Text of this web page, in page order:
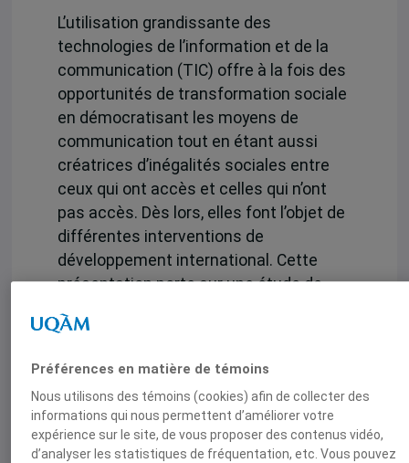
L’utilisation grandissante des
technologies de l’information et de la
communication (TIC) offre à la fois des
opportunités de transformation sociale
en démocratisant les moyens de
communication tout en étant aussi
créatrices d’inégalités sociales entre
ceux qui ont accès et celles qui n’ont
pas accès. Dès lors, elles font l’objet de
différentes interventions de
développement international. Cette
présentation porte sur une étude de
coopération internationale au
enseignantes du primaire à
l’enseignement des TIC. Pendant deux
mois, enseignantes et coopérant-e-s
travaillent en collaboration et font face
Préférences en matière de témoins
Nous utilisons des témoins (cookies) afin de collecter des
informations qui nous permettent d’améliorer votre
expérience sur le site, de vous proposer des contenus vidéo,
d’analyser les statistiques de fréquentation, etc. Vous pouvez